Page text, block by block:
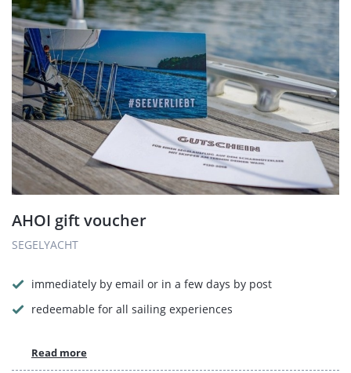
AHOI gift voucher
SEGELYACHT
immediately by email or in a few days by post
redeemable for all sailing experiences
Read more